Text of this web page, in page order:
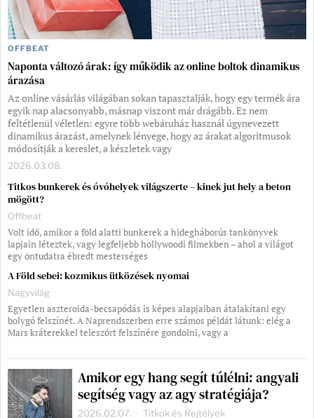
OFFBEAT
Naponta változó árak: így működik az online boltok dinamikus
árazása
Az online vásárlás világában sokan tapasztalják, hogy egy termék ára
egyik nap alacsonyabb, másnap viszont már drágább. Ez nem
feltétlenül véletlen: egyre több webáruház használ úgynevezett
dinamikus árazást, amelynek lényege, hogy az árakat algoritmusok
módosítják a kereslet, a készletek vagy
2026.03.08.
Titkos bunkerek és óvóhelyek világszerte – kinek jut hely a beton
mögött?
Offbeat
Volt idő, amikor a föld alatti bunkerek a hidegháborús tankönyvek
lapjain léteztek, vagy legfeljebb hollywoodi filmekben – ahol a világot
egy öntudatra ébredt mesterséges
A Föld sebei: kozmikus ütközések nyomai
Nagyvilág
Egyetlen aszteroida-becsapódás is képes alapjaiban átalakítani egy
bolygó felszínét. A Naprendszerben erre számos példát látunk: elég a
Mars kráterekkel teleszórt felszínére gondolni, vagy a
Amikor egy hang segít túlélni: angyali
segítség vagy az agy stratégiája?
2026.02.07. Titkok és Rejtélyek